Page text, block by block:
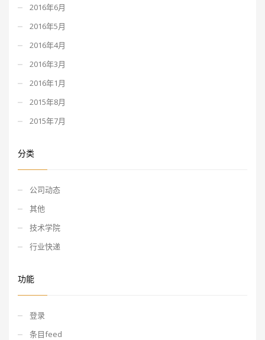
2016年6月
2016年5月
2016年4月
2016年3月
2016年1月
2015年8月
2015年7月
分类
公司动态
其他
技术学院
行业快递
功能
登录
条目feed